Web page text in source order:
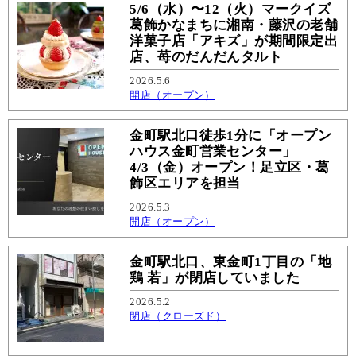
5/6（水）〜12（火）マークイズ
葛飾かなまちに湘南・藤沢の老舗
洋菓子店「アキズ」が期間限定出
店、苺のだんだんタルト
2026.5.6
開店（オープン）
金町駅北口徒歩1分に「オープン
ハウス金町営業センター」
4/3（金）オープン！足立区・葛
飾区エリアを担当
2026.5.3
開店（オープン）
金町駅北口、東金町1丁目の「地
鶏 若」が閉店していました
2026.5.2
閉店（クローズド）